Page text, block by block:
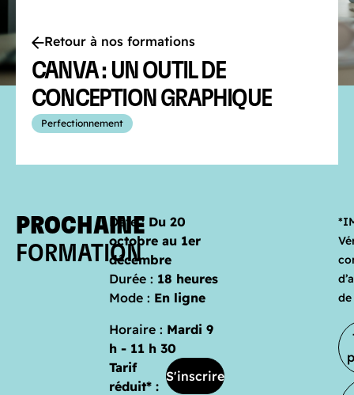
Retour à nos formations
CANVA : UN OUTIL DE
CONCEPTION GRAPHIQUE
Perfectionnement
PROCHAINE
FORMATION
Date : Du 20
octobre au 1er
décembre
Durée : 18 heures
Mode : En ligne
Horaire : Mardi 9
h - 11 h 30
Tarif
réduit* :
S'inscrire
de